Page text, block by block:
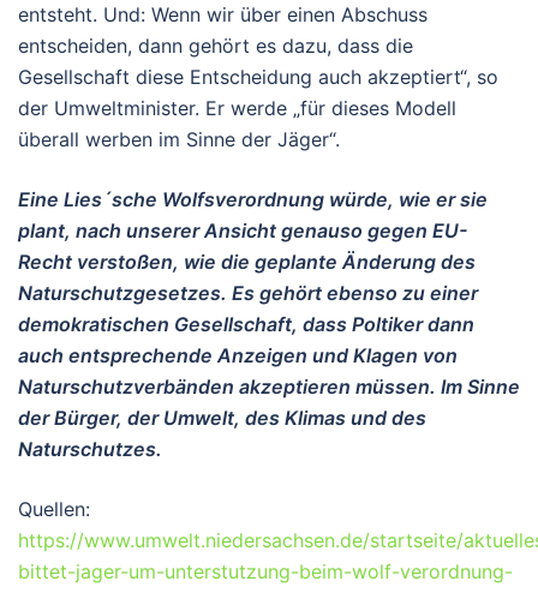
entsteht. Und: Wenn wir über einen Abschuss
entscheiden, dann gehört es dazu, dass die
Gesellschaft diese Entscheidung auch akzeptiert“, so
der Umweltminister. Er werde „für dieses Modell
überall werben im Sinne der Jäger“.
Eine Lies´sche Wolfsverordnung würde, wie er sie
plant, nach unserer Ansicht genauso gegen EU-
Recht verstoßen, wie die geplante Änderung des
Naturschutzgesetzes. Es gehört ebenso zu einer
demokratischen Gesellschaft, dass Poltiker dann
auch entsprechende Anzeigen und Klagen von
Naturschutzverbänden akzeptieren müssen. Im Sinne
der Bürger, der Umwelt, des Klimas und des
Naturschutzes.
Quellen:
https://www.umwelt.niedersachsen.de/startseite/
bittet-jager-um-unterstutzung-beim-wolf-verordnung-